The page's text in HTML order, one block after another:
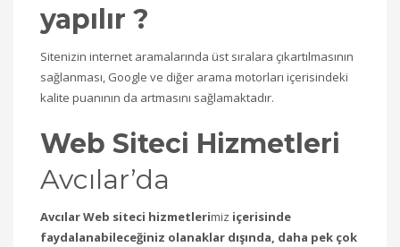
yapılır ?
Sitenizin internet aramalarında üst sıralara çıkartılmasının
sağlanması, Google ve diğer arama motorları içerisindeki
kalite puanının da artmasını sağlamaktadır.
Web Siteci Hizmetleri
Avcılar’da
Avcılar Web siteci hizmetlerimiz içerisinde
faydalanabileceğiniz olanaklar dışında, daha pek çok